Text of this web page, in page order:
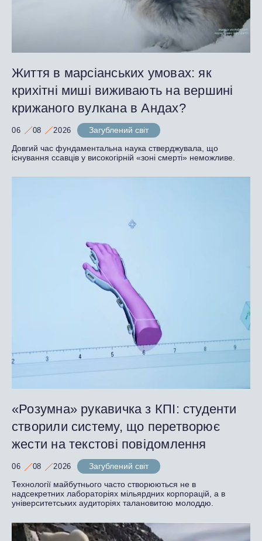
Життя в марсіанських умовах: як
крихітні миші виживають на вершині
крижаного вулкана в Андах?
06 08 2026
Загублений світ
Довгий час фундаментальна наука стверджувала, що
існування ссавців у високогірній «зоні смерті» неможливе.
«Розумна» рукавичка з КПІ: студенти
створили систему, що перетворює
жести на текстові повідомлення
06 08 2026
Загублений світ
Технології майбутнього часто створюються не в
надсекретних лабораторіях мільярдних корпорацій, а в
університетських аудиторіях талановитою молоддю.